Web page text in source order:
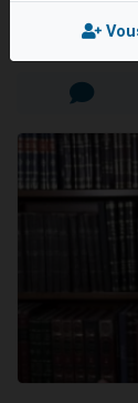
Mis en ligne le